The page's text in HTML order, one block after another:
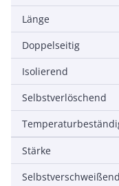
Länge
Doppelseitig
Isolierend
Selbstverlöschend
Stärke